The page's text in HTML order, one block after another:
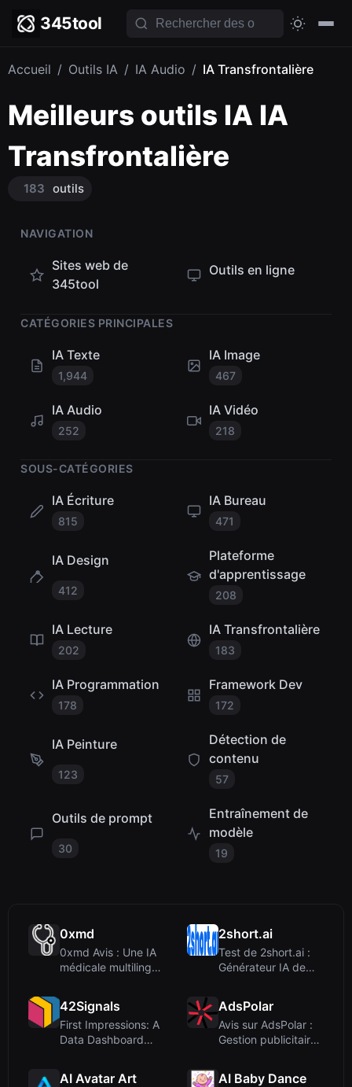
345tool
Accueil / Outils IA / IA Audio / IA Transfrontalière
Meilleurs outils IA IA
Transfrontalière
183 outils
NAVIGATION
Sites web de
345tool
Outils en ligne
CATÉGORIES PRINCIPALES
IA Texte
1,944
IA Image
467
IA Audio
252
IA Vidéo
218
SOUS-CATÉGORIES
IA Écriture
815
IA Bureau
471
IA Design
412
Plateforme
d'apprentissage
208
IA Lecture
202
IA Transfrontalière
183
IA Programmation
178
Framework Dev
172
IA Peinture
123
Détection de
contenu
57
Outils de prompt
30
Entraînement de
modèle
19
0xmd
0xmd Avis : Une IA
médicale multilingue
2short.ai
Test de 2short.ai :
Générateur IA de
42Signals
First Impressions: A
Data Dashboard
AdsPolar
Avis sur AdsPolar :
Gestion publicitaire
AI Avatar Art AI Baby Dance